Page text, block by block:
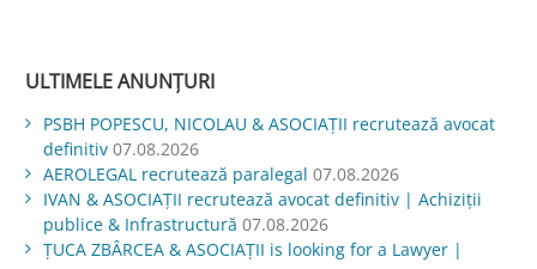
ULTIMELE ANUNȚURI
PSBH POPESCU, NICOLAU & ASOCIAȚII recrutează avocat
definitiv 07.08.2026
AEROLEGAL recrutează paralegal 07.08.2026
IVAN & ASOCIAŢII recrutează avocat definitiv | Achiziții
publice & Infrastructură 07.08.2026
ŢUCA ZBÂRCEA & ASOCIAŢII is looking for a Lawyer |